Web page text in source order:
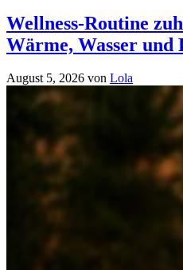
Wellness-Routine
Wärme, Wasser und
August 5, 2026 von Lola